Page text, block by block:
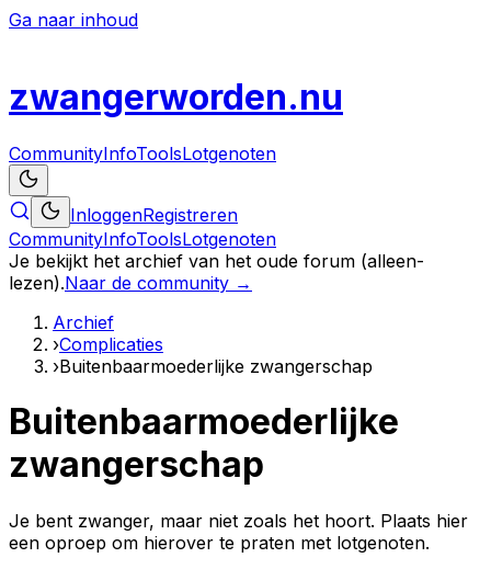
Ga naar inhoud
zwangerworden.nu
CommunityInfoToolsLotgenoten
InloggenRegistreren
CommunityInfoToolsLotgenoten
Je bekijkt het archief van het oude forum (alleen-
lezen).Naar de community →
Archief
›Complicaties
›Buitenbaarmoederlijke zwangerschap
Buitenbaarmoederlijke
zwangerschap
Je bent zwanger, maar niet zoals het hoort. Plaats hier
een oproep om hierover te praten met lotgenoten.